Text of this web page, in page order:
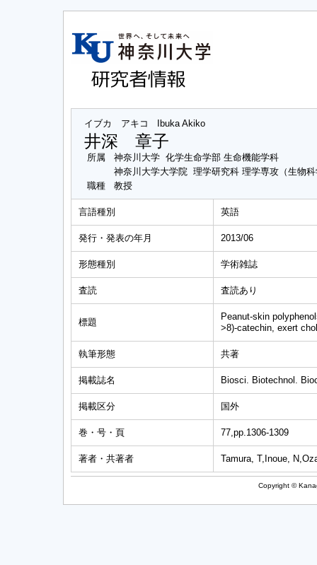
イブカ アキコ Ibuka Akiko
井深 章子
所属
神奈川大学 化学生命学部 生命機能学科
神奈川大学大学院 理学研究科 理学専攻（生物
職種
教授
言語種別 英語
発行・発表の年月 2013/06
形態種別 学術雑誌
査読 査読あり
標題
Peanut-skin
>8)-catechin, exert
執筆形態 共著
掲載誌名 Biosci. Biotechnol.
掲載区分 国外
巻・号・頁 77,pp.1306-1309
著者・共著者 Tamura, T,Inoue,
Copyright ©